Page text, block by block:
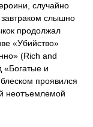
случайно
слышно
продолжал
«Убийство»
(Rich and
«Богатые и
проявился
неотъемлемой